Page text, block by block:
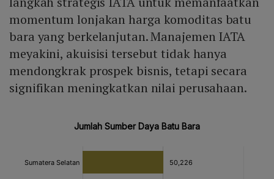
momentum lonjakan harga komoditas batu
bara yang berkelanjutan. Manajemen IATA
meyakini, akuisisi tersebut tidak hanya
mendongkrak prospek bisnis, tetapi secara
signifikan meningkatkan nilai perusahaan.